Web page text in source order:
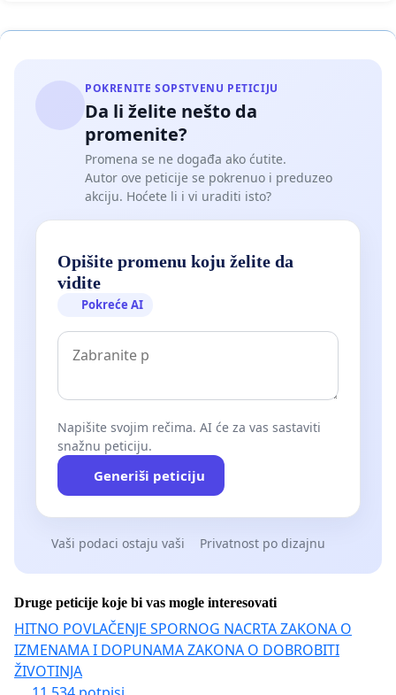
POKRENITE SOPSTVENU PETICIJU
Da li želite nešto da
promenite?
Promena se ne događa ako ćutite.
Autor ove peticije se pokrenuo i preduzeo
akciju. Hoćete li i vi uraditi isto?
Opišite promenu koju želite da
vidite
Pokreće AI
Napišite svojim rečima. AI će za vas sastaviti
snažnu peticiju.
Generiši peticiju
Vaši podaci ostaju vaši Privatnost po dizajnu
Druge peticije koje bi vas mogle interesovati
HITNO POVLAČENJE SPORNOG NACRTA ZAKONA O
IZMENAMA I DOPUNAMA ZAKONA O DOBROBITI
ŽIVOTINJA